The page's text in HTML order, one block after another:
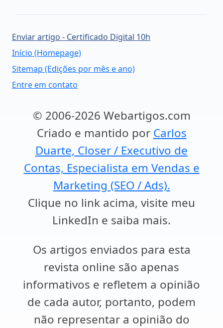
Enviar artigo - Certificado Digital 10h
Início (Homepage)
Sitemap (Edições por mês e ano)
Entre em contato
© 2006-2026 Webartigos.com
Criado e mantido por Carlos
Duarte, Closer / Executivo de
Contas, Especialista em Vendas e
Marketing (SEO / Ads).
Clique no link acima, visite meu
LinkedIn e saiba mais.
Os artigos enviados para esta
revista online são apenas
informativos e refletem a opinião
de cada autor, portanto, podem
não representar a opinião do